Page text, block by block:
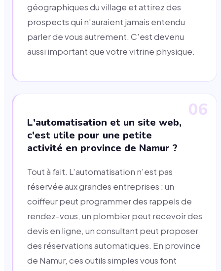
géographiques du village et attirez des
prospects qui n'auraient jamais entendu
parler de vous autrement. C'est devenu
aussi important que votre vitrine physique.
06
L'automatisation et un site web,
c'est utile pour une petite
activité en province de Namur ?
Tout à fait. L'automatisation n'est pas
réservée aux grandes entreprises : un
coiffeur peut programmer des rappels de
rendez-vous, un plombier peut recevoir des
devis en ligne, un consultant peut proposer
des réservations automatiques. En province
de Namur, ces outils simples vous font